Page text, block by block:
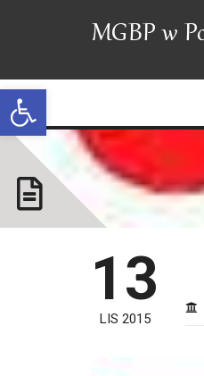
Open toolbar
13
LIS 2015